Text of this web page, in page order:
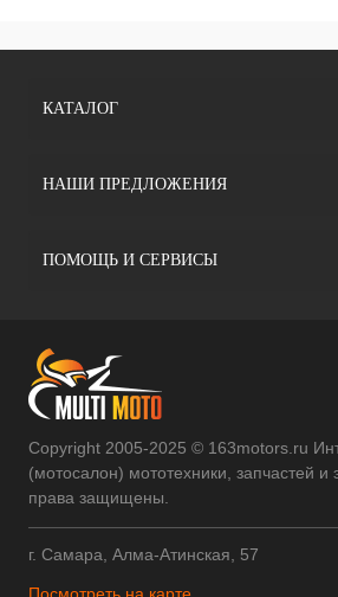
КАТАЛОГ
НАШИ ПРЕДЛОЖЕНИЯ
ПОМОЩЬ И СЕРВИСЫ
Copyright 2005-2025 © 163motors.ru
(мотосалон) мототехники, запчастей и
права защищены.
г. Самара, Алма-Атинская, 57